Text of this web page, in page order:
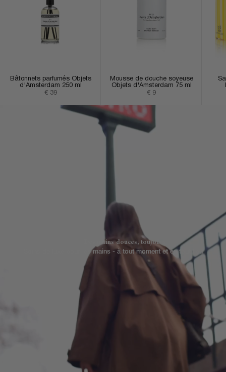
Bâtonnets parfumés Objets
d'Amsterdam 250 ml
Prix de vente
€ 39
Mousse de douche soyeuse
Objets d'Amsterdam 75 ml
Prix de vente
€ 9
Des mains douces, toujours
Soins de luxe pour les mains - à tout moment et en tout lieu